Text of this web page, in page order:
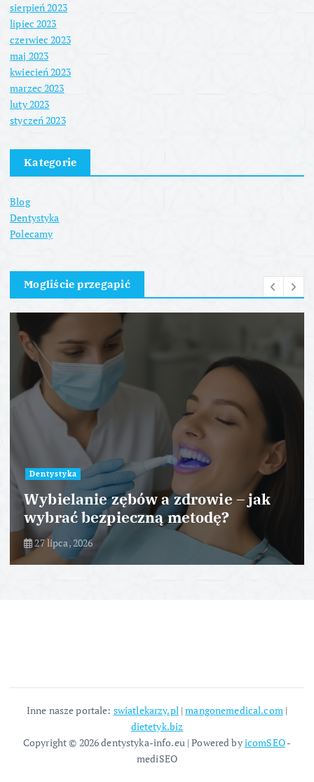
sierpień 2023
lipiec 2023
czerwiec 2023
maj 2023
kwiecień 2023
marzec 2023
luty 2023
styczeń 2023
Kategorie
Blog
Dentystyka
Polecamy
Mogliście przegapić
Dentystyka
Wybielanie zębów a zdrowie – jak
wybrać bezpieczną metodę?
27 lipca, 2026
Inne nasze portale: swiatlekarzy.pl|mangonemedical.com|
dietetyk.biz
Copyright © 2026 dentystyka-info.eu | Powered byicomSEO-
mediSEO